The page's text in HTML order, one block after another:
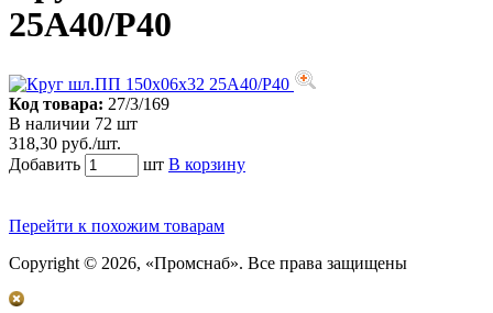
25А40/Р40
Код товара: 27/3/169
В наличии 72 шт
318,30 руб./шт.
Добавить
шт В корзину
Перейти к похожим товарам
Copyright © 2026, «Промснаб». Все права защищены